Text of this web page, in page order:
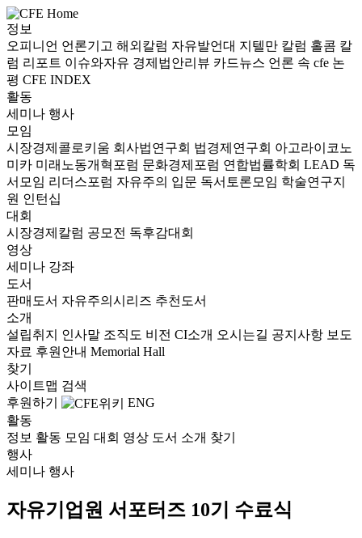
정보
오피니언 언론기고 해외칼럼 자유발언대 지텔만 칼럼 홀콤 칼
럼 리포트 이슈와자유 경제법안리뷰 카드뉴스 언론 속 cfe 논
평 CFE INDEX
활동
세미나 행사
모임
시장경제콜로키움 회사법연구회 법경제연구회 아고라이코노
미카 미래노동개혁포럼 문화경제포럼 연합법률학회 LEAD 독
서모임 리더스포럼 자유주의 입문 독서토론모임 학술연구지
원 인턴십
대회
시장경제칼럼 공모전 독후감대회
영상
세미나 강좌
도서
판매도서 자유주의시리즈 추천도서
소개
설립취지 인사말 조직도 비전 CI소개 오시는길 공지사항 보도
자료 후원안내 Memorial Hall
찾기
사이트맵 검색
후원하기
ENG
활동
정보 활동 모임 대회 영상 도서 소개 찾기
행사
세미나 행사
자유기업원 서포터즈 10기 수료식